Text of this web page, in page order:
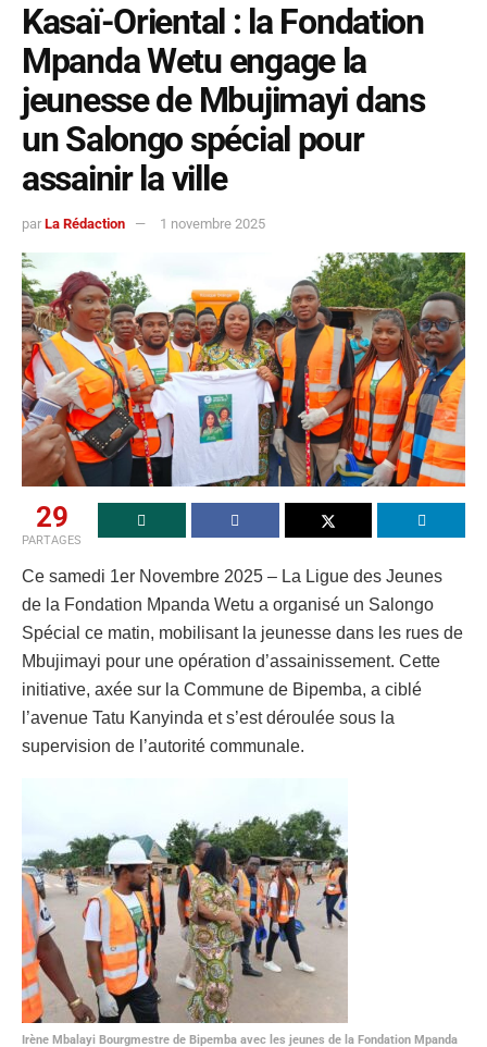
Kasaï-Oriental : la Fondation
Mpanda Wetu engage la
jeunesse de Mbujimayi dans
un Salongo spécial pour
assainir la ville
par La Rédaction 1 novembre 2025
29
PARTAGES
Ce samedi 1er Novembre 2025 – La Ligue des Jeunes
de la Fondation Mpanda Wetu a organisé un Salongo
Spécial ce matin, mobilisant la jeunesse dans les rues de
Mbujimayi pour une opération d’assainissement. Cette
initiative, axée sur la Commune de Bipemba, a ciblé
l’avenue Tatu Kanyinda et s’est déroulée sous la
supervision de l’autorité communale.
Irène Mbalayi Bourgmestre de Bipemba avec les jeunes de la Fondation Mpanda